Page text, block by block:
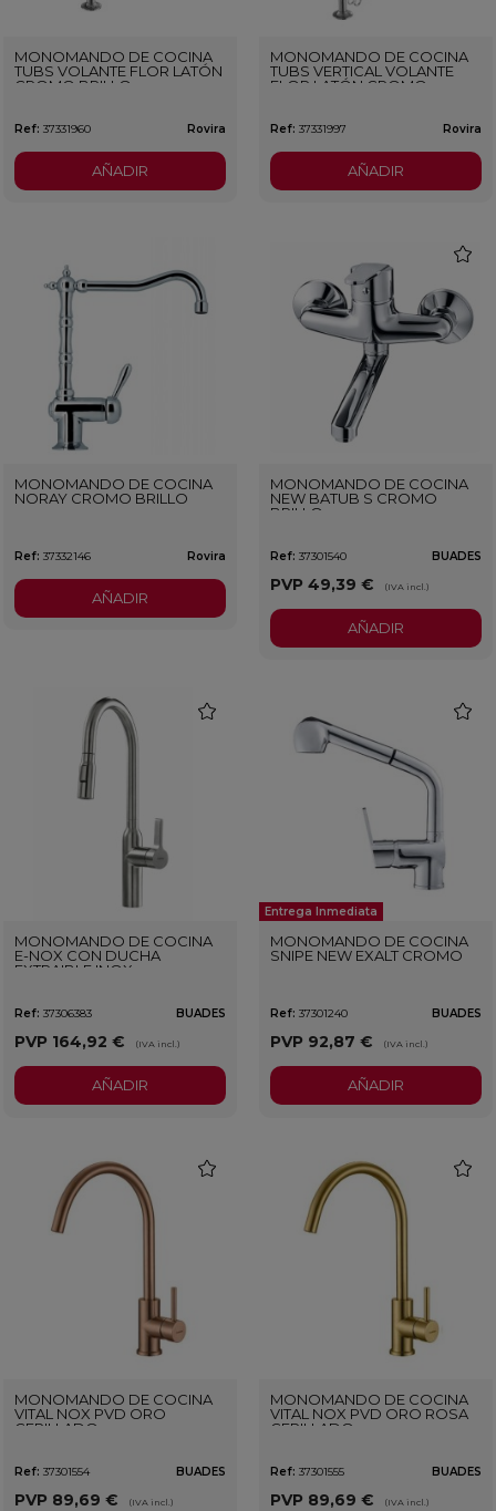
MONOMANDO DE COCINA
TUBS VOLANTE FLOR LATÓN
CROMO BRILLO
Ref: 37331960 Rovira
AÑADIR
MONOMANDO DE COCINA
TUBS VERTICAL VOLANTE
FLOR LATÓN CROMO
Ref: 37331997 Rovira
AÑADIR
MONOMANDO DE COCINA
NORAY CROMO BRILLO
Ref: 37332146 Rovira
AÑADIR
MONOMANDO DE COCINA
NEW BATUB S CROMO
BRILLO
Ref: 37301540 BUADES
PVP 49,39 € (IVA incl.)
AÑADIR
MONOMANDO DE COCINA
E-NOX CON DUCHA
EXTRAIBLE INOX
Ref: 37306383 BUADES
PVP 164,92 € (IVA incl.)
AÑADIR
Entrega Inmediata
MONOMANDO DE COCINA
SNIPE NEW EXALT CROMO
Ref: 37301240 BUADES
PVP 92,87 € (IVA incl.)
AÑADIR
MONOMANDO DE COCINA
VITAL NOX PVD ORO
CEPILLADO
Ref: 37301554 BUADES
PVP 89,69 € (IVA incl.)
MONOMANDO DE COCINA
VITAL NOX PVD ORO ROSA
CEPILLADO
Ref: 37301555 BUADES
PVP 89,69 € (IVA incl.)